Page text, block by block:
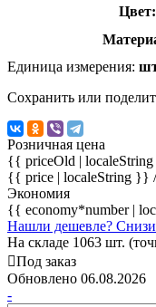
Цвет:
Единица измерения:
Сохранить или
Розничная цена
{{ priceOld |
{{ price | localeString }}
Экономия
{{ economy*number |
Нашли дешевле?
На складе 1063 шт.
Под заказ
Обновлено 06.08.2026
-